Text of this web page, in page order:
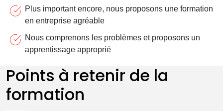
Plus important encore, nous proposons une formation
en entreprise agréable
Nous comprenons les problèmes et proposons un
apprentissage approprié
Points à retenir de la
formation